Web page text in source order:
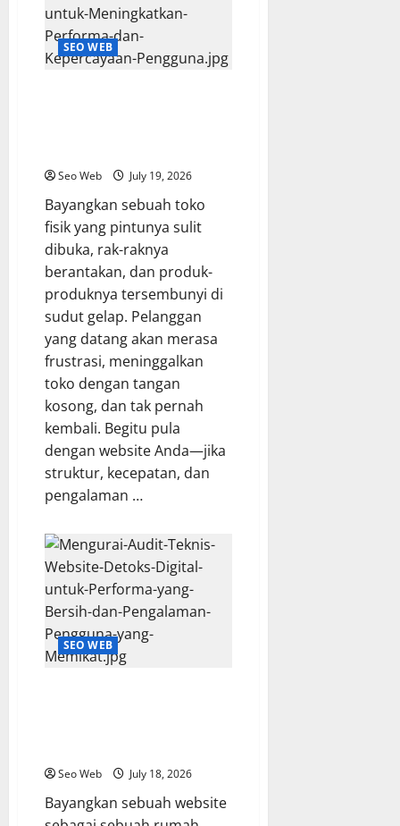
SEO WEB
Seo Web July 19, 2026
Bayangkan sebuah toko
fisik yang pintunya sulit
dibuka, rak-raknya
berantakan, dan produk-
produknya tersembunyi di
sudut gelap. Pelanggan
yang datang akan merasa
frustrasi, meninggalkan
toko dengan tangan
kosong, dan tak pernah
kembali. Begitu pula
dengan website Anda—jika
struktur, kecepatan, dan
pengalaman …
SEO WEB
Seo Web July 18, 2026
Bayangkan sebuah website